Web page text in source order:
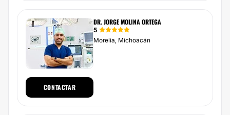
DR. JORGE MOLINA ORTEGA
5
Morelia, Michoacán
CONTACTAR